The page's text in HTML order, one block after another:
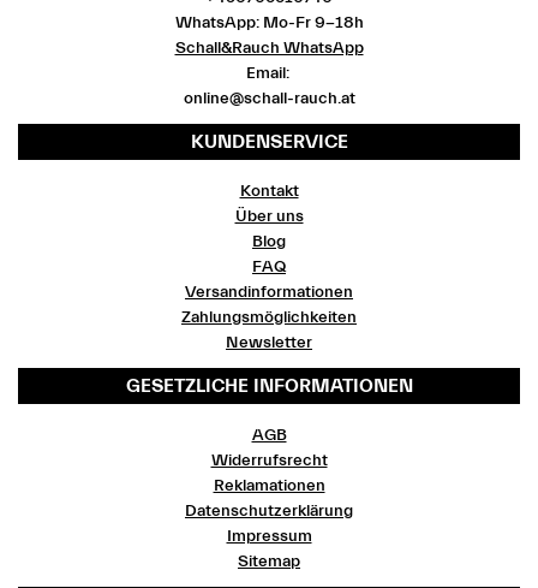
WhatsApp: Mo-Fr 9-18h
Schall&Rauch WhatsApp
Email:
online@schall-rauch.at
KUNDENSERVICE
Kontakt
Über uns
Blog
FAQ
Versandinformationen
Zahlungsmöglichkeiten
Newsletter
GESETZLICHE INFORMATIONEN
AGB
Widerrufsrecht
Reklamationen
Datenschutzerklärung
Impressum
Sitemap